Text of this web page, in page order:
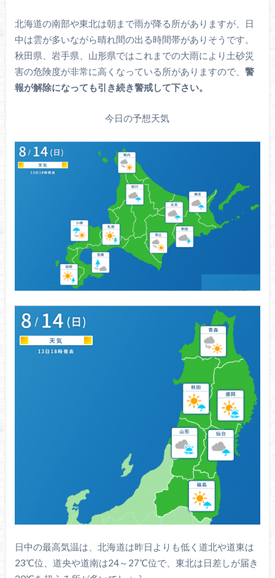
北海道の南部や東北は朝まで雨が降る所がありますが、日
中は雲が多いながら晴れ間の出る時間帯がありそうです。
秋田県、岩手県、山形県ではこれまでの大雨により土砂災
害の危険度が非常に高くなっている所がありますので、 警
報が解除になっても引き続き警戒して下さい。
今日の予想天気
日中の最高気温は、北海道は昨日よりも低く道北や道東は
23℃位、道央や道南は24～27℃位で、東北は日差しが届き